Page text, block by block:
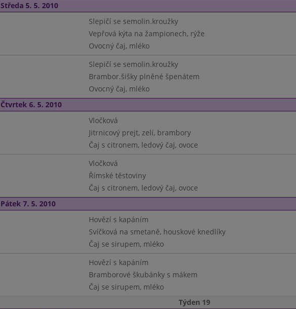
Středa 5. 5. 2010
Slepičí se semolin.kroužky
Vepřová kýta na žampionech, rýže
Ovocný čaj, mléko
Slepičí se semolin.kroužky
Brambor.šišky plněné špenátem
Ovocný čaj, mléko
Čtvrtek 6. 5. 2010
Vločková
Jitrnicový prejt, zelí, brambory
Čaj s citronem, ledový čaj, ovoce
Vločková
Římské těstoviny
Čaj s citronem, ledový čaj, ovoce
Pátek 7. 5. 2010
Hovězí s kapáním
Svíčková na smetaně, houskové knedlíky
Čaj se sirupem, mléko
Hovězí s kapáním
Bramborové škubánky s mákem
Čaj se sirupem, mléko
Týden 19